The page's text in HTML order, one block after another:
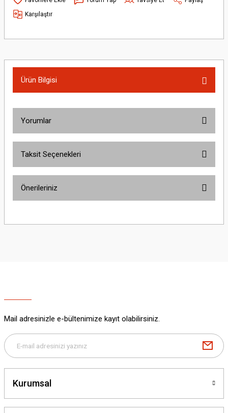
Karşılaştır
Ürün Bilgisi
Yorumlar
Taksit Seçenekleri
Önerileriniz
yetersiz gördüğünüz noktaları öneri formunu kullanarak tarafımıza
Bu ürüne benzer farklı alternatifler olmalı.
Mail adresinizle e-bültenimize kayıt olabilirsiniz.
Kurumsal